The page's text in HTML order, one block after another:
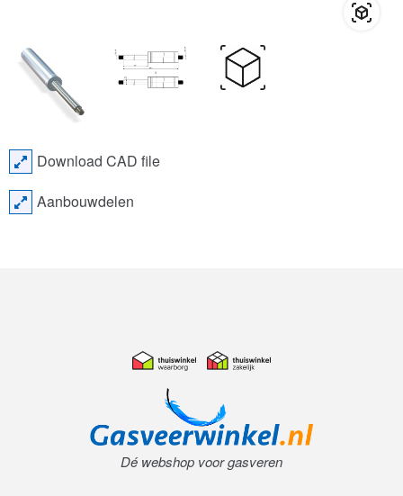
Download CAD file
Aanbouwdelen
Dé webshop voor gasveren